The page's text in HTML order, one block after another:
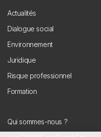
Footer
Actualités
Dialogue social
Environnement
Juridique
Risque professionnel
Formation
Menu
Qui sommes-nous ?